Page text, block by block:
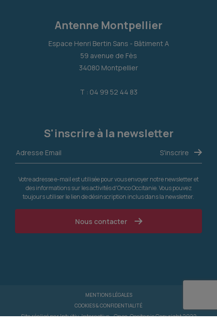
Antenne Montpellier
Espace Henri Bertin Sans - Bâtiment A
59 avenue de Fès
34080 Montpellier
T : 04 99 52 44 83
S'inscrire à la newsletter
Votre adresse e-mail est utilisée pour vous envoyer notre newsletter et
des informations sur les activités d'Onco Occitanie. Vous pouvez
toujours utiliser le lien de désinscription inclus dans la newsletter.
Nous contacter
MENTIONS LÉGALES
COOKIES & CONFIDENTIALITÉ
Site réalisé parIntuitiv-Interactive- Onco-Occitanie Copyright 2022